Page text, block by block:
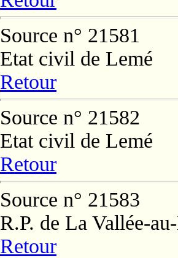
Source n° 21581
Etat civil de Lemé
Retour
Source n° 21582
Etat civil de Lemé
Retour
Source n° 21583
R.P. de La Vallée-
Retour